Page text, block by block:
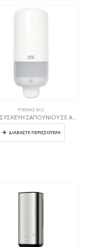
ΥΓΙΕΙΝΉΣ W.C.
TORK ΣΥΣΚΕΥΗ ΣΑΠΟΥΝΙΟΥ ΣΕ ΑΦΡΟ ΛΕΥΚΗ
ΔΙΑΒΆΣΤΕ ΠΕΡΙΣΣΌΤΕΡΑ